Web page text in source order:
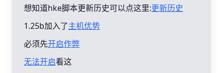
想知道hke脚本更新历史可以点这里:更新历史
1.25b加入了主机优势
必须先开启作弊
无法开启看这